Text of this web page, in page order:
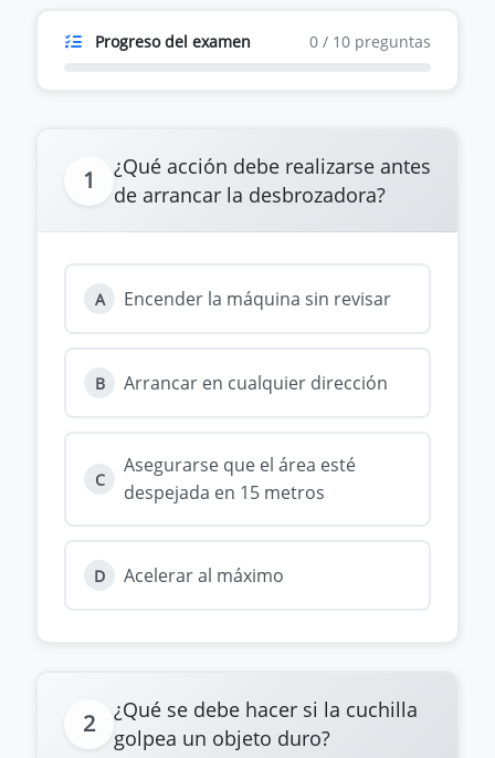
Progreso del examen 0 / 10 preguntas
1
¿Qué acción debe realizarse antes
de arrancar la desbrozadora?
A Encender la máquina sin revisar
B Arrancar en cualquier dirección
C
Asegurarse que el área esté
despejada en 15 metros
D Acelerar al máximo
2
¿Qué se debe hacer si la cuchilla
golpea un objeto duro?